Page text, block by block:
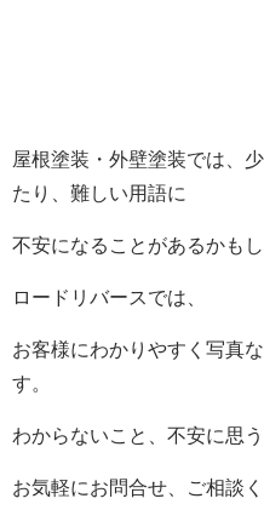
屋根塗装・外壁塗装では、
たり、難しい用語に
不安になることがあるかもし
ロードリバースでは、
お客様にわかりやすく写真
す。
わからないこと、不安に思
お気軽にお問合せ、ご相談く